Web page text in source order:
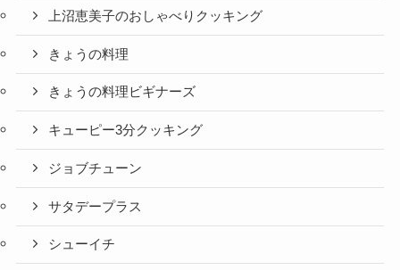
上沼恵美子のおしゃべりクッキング
きょうの料理
きょうの料理ビギナーズ
キューピー3分クッキング
ジョブチューン
サタデープラス
シューイチ